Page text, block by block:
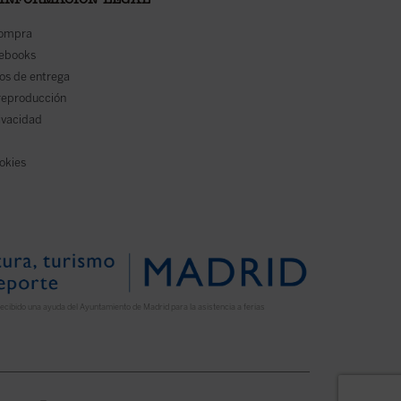
de entrega
una ayuda del Ayuntamiento de Madrid para la asistencia a ferias